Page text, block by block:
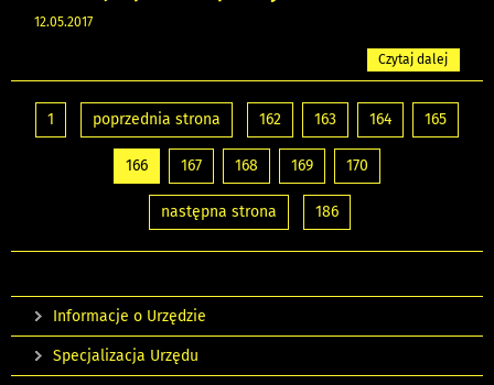
12.05.2017
Czytaj dalej
1 poprzednia strona 162 163 164 165
166 167 168 169 170
następna strona 186
Informacje o Urzędzie
Specjalizacja Urzędu